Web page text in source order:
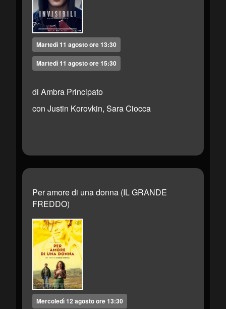
Martedì 11 agosto ore 13:30
Martedì 11 agosto ore 15:30
di Ambra Principato
con Justin Korovkin, Sara Ciocca
Per amore di una donna (IL GRANDE
FREDDO)
Mercoledì 12 agosto ore 13:30